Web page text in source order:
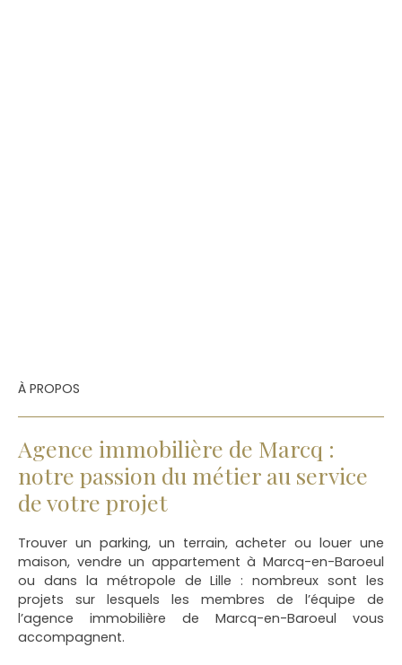
À PROPOS
Agence immobilière de Marcq :
notre passion du métier au service
de votre projet
Trouver un parking, un terrain, acheter ou louer une
maison, vendre un appartement à Marcq-en-Baroeul
ou dans la métropole de Lille: nombreux sont les
projets sur lesquels les membres de l’équipe de
l’agence immobilière de Marcq-en-Baroeul vous
accompagnent.